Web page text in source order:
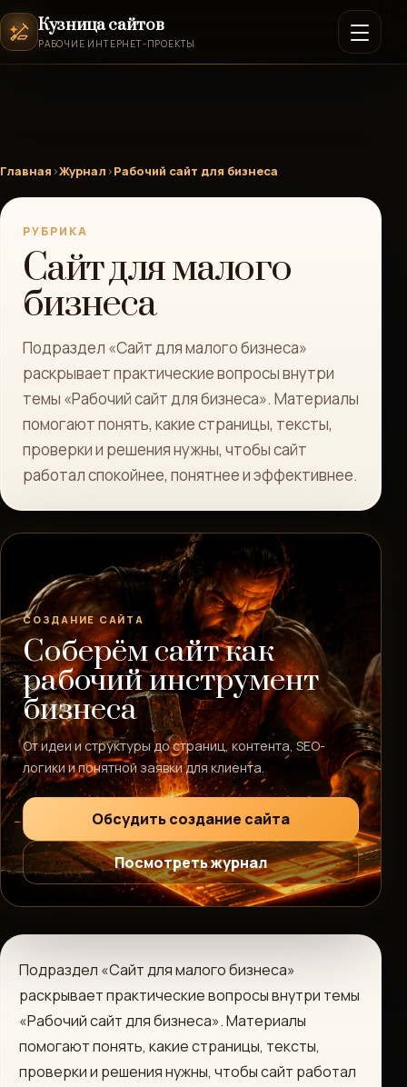
Кузница сайтов
РАБОЧИЕ ИНТЕРНЕТ-ПРОЕКТЫ
Главная›Журнал›Рабочий сайт для бизнеса
РУБРИКА
Сайт для малого
бизнеса
Подраздел «Сайт для малого бизнеса»
раскрывает практические вопросы внутри
темы «Рабочий сайт для бизнеса». Материалы
помогают понять, какие страницы, тексты,
проверки и решения нужны, чтобы сайт
работал спокойнее, понятнее и эффективнее.
СОЗДАНИЕ САЙТА
Соберём сайт как
рабочий инструмент
бизнеса
От идеи и структуры до страниц, контента, SEO-
логики и понятной заявки для клиента.
Обсудить создание сайта
Посмотреть журнал
Подраздел «Сайт для малого бизнеса»
раскрывает практические вопросы внутри темы
«Рабочий сайт для бизнеса». Материалы
помогают понять, какие страницы, тексты,
проверки и решения нужны, чтобы сайт работал